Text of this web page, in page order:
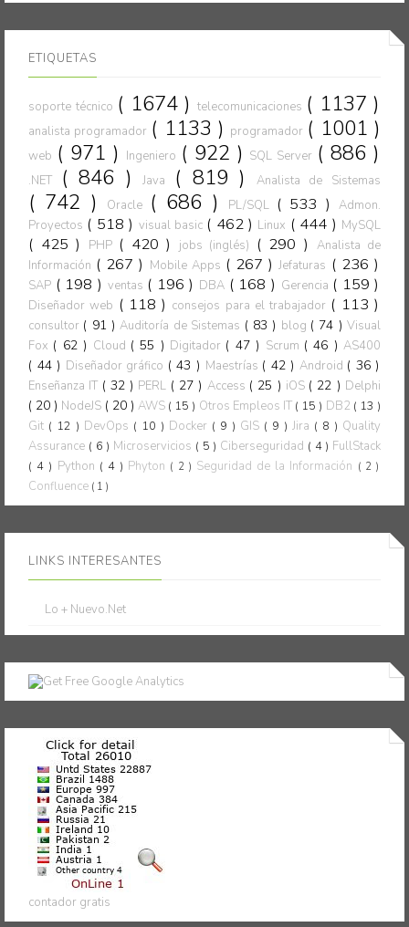
ETIQUETAS
soporte técnico ( 1674 ) telecomunicaciones ( 1137 )
analista programador ( 1133 ) programador ( 1001 )
web ( 971 ) Ingeniero ( 922 ) SQL Server ( 886 )
.NET ( 846 )Java ( 819 ) Analista de Sistemas
( 742 ) Oracle ( 686 ) PL/SQL ( 533 )Admon.
Proyectos ( 518 ) visual basic ( 462 ) Linux ( 444 ) MySQL
( 425 ) PHP ( 420 ) jobs (inglés) ( 290 )
Analista de
Información ( 267 ) Mobile Apps ( 267 )Jefaturas ( 236 )
SAP ( 198 ) ventas ( 196 ) DBA ( 168 ) Gerencia ( 159 )
Diseñador web ( 118 ) consejos para el trabajador ( 113 )
consultor ( 91 )Auditoría de Sistemas ( 83 ) blog ( 74 )Visual
Fox ( 62 ) Cloud ( 55 ) Digitador ( 47 ) Scrum ( 46 ) AS400
( 44 ) Diseñador gráfico ( 43 ) Maestrías ( 42 ) Android ( 36 )
Enseñanza IT ( 32 ) PERL ( 27 ) Access ( 25 ) iOS ( 22 ) Delphi
( 20 ) NodeJS ( 20 )AWS ( 15 ) Otros Empleos IT ( 15 ) DB2 ( 13 )
Git ( 12 ) DevOps ( 10 ) Docker ( 9 ) GIS ( 9 ) Jira ( 8 ) Quality
Assurance ( 6 ) Microservicios ( 5 ) Ciberseguridad ( 4 ) FullStack
( 4 ) Python ( 4 ) Phyton ( 2 ) Seguridad de la Información ( 2 )
Confluence ( 1 )
LINKS INTERESANTES
Lo + Nuevo.Net
contador gratis